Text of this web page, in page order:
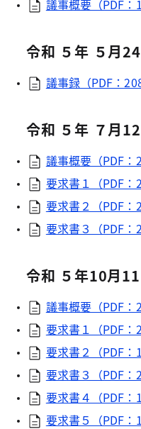
議事概要（PDF：
令和 ５年 ５月
議事録（PDF：
令和 ５年 ７月
議事概要（PDF：
要求書１（PDF：
要求書２（PDF：
要求書３（PDF：
令和 ５年10月
議事概要（PDF：
要求書１（PDF：
要求書２（PDF：
要求書３（PDF：
要求書４（PDF：
要求書５（PDF：